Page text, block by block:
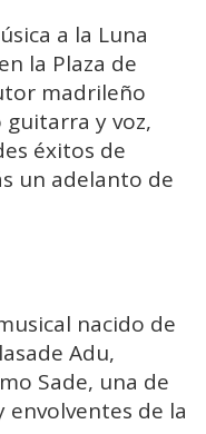
a la Luna
la Plaza de
madrileño
y voz,
éxitos de
un adelanto de
nacido de
Adu,
Sade, una de
envolventes de la